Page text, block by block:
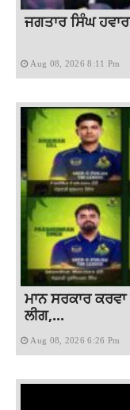
ਜਗਤਾਰ ਸਿੰਘ
Aug 08, 2026 8:11 Pm
ਮਾਨ ਸਰਕਾਰ
ਲੀਗ,...
Aug 08, 2026 6:26 Pm